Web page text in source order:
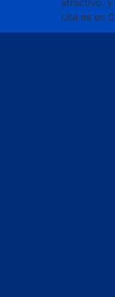
atractivo, y
cita es en